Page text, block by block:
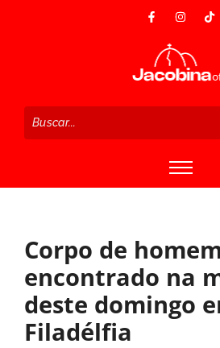
Corpo de
encontrado na
deste domingo
Filadélfia